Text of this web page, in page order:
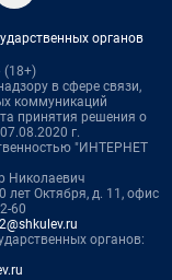
органов
(18+)
в сфере связи,
коммуникаций
принятия решения о
г.
"ИНТЕРНЕТ
Николаевич
лет Октября, д. 11, офис
60
органов: